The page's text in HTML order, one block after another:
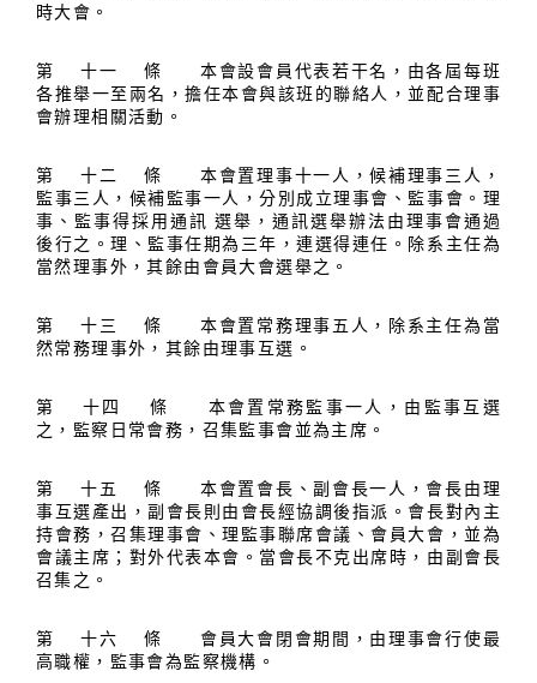
時大會。
第 十一 條 本會設會員代表若干名，由各屆每班
各推舉一至兩名，擔任本會與該班的聯絡人，並配合理事
會辦理相關活動。
第 十二 條 本會置理事十一人，候補理事三人，
監事三人，候補監事一人，分別成立理事會、監事會。理
事、監事得採用通訊 選舉，通訊選舉辦法由理事會通過
後行之。理、監事任期為三年，連選得連任。除系主任為
當然理事外，其餘由會員大會選舉之。
第 十三 條 本會置常務理事五人，除系主任為當
然常務理事外，其餘由理事互選。
第 十四 條 本會置常務監事一人，由監事互選
之，監察日常會務，召集監事會並為主席。
第 十五 條 本會置會長、副會長一人，會長由理
事互選產出，副會長則由會長經協調後指派。會長對內主
持會務，召集理事會、理監事聯席會議、會員大會，並為
會議主席；對外代表本會。當會長不克出席時，由副會長
召集之。
第 十六 條 會員大會閉會期間，由理事會行使最
高職權，監事會為監察機構。